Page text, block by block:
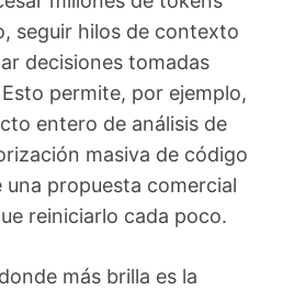
seguir hilos de contexto
decisiones tomadas
permite, por ejemplo,
entero de análisis de
masiva de código
propuesta comercial
reiniciarlo cada poco.
más brilla es la